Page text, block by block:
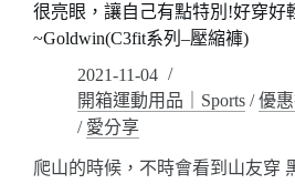
優
惠
單,
很亮眼，讓自己有點特別!好穿好
~Goldwin(C3fit系列–壓縮褲)
2021-11-04
開箱運動用品｜Sports /優
/ 愛分享
爬山的時候，不時會看到山友穿